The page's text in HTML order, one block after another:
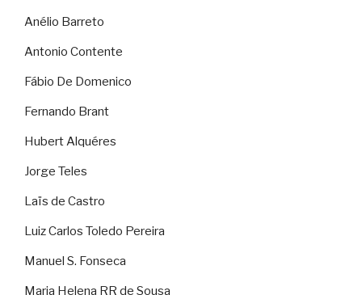
Anélio Barreto
Antonio Contente
Fábio De Domenico
Fernando Brant
Hubert Alquéres
Jorge Teles
Laïs de Castro
Luiz Carlos Toledo Pereira
Manuel S. Fonseca
Maria Helena RR de Sousa